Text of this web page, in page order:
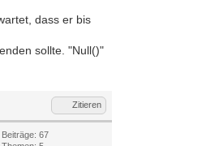
dass er bis
sollte. "Null()"
Zitieren
Beiträge: 67